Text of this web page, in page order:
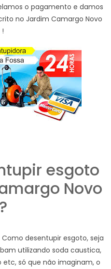
o pagamento e damos
no Jardim Camargo Novo
!
esgoto
Novo
?
desentupir esgoto, seja
utilizando soda caustica,
só que não imaginam, o